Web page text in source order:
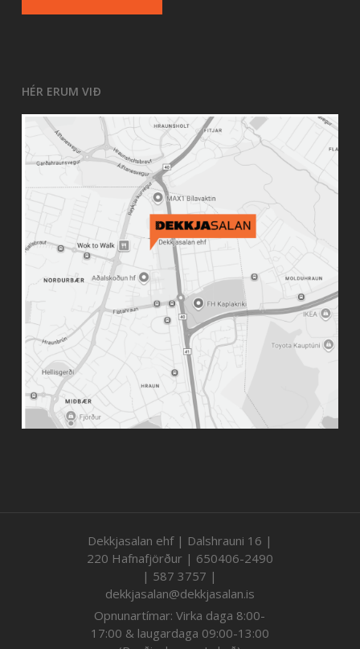
HÉR ERUM VIÐ
Dekkjasalan ehf | Dalshrauni 16 |
220 Hafnafjörður | 650406-2490
| 587 3757 |
dekkjasalan@dekkjasalan.is
Opnunartímar: Virka daga 8:00-
17:00 & laugardaga 09:00-13:00